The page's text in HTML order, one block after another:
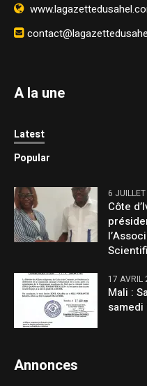
A la une
Latest
Popular
6
Côte
17 AVRIL
Mali :
samedi
Annonces